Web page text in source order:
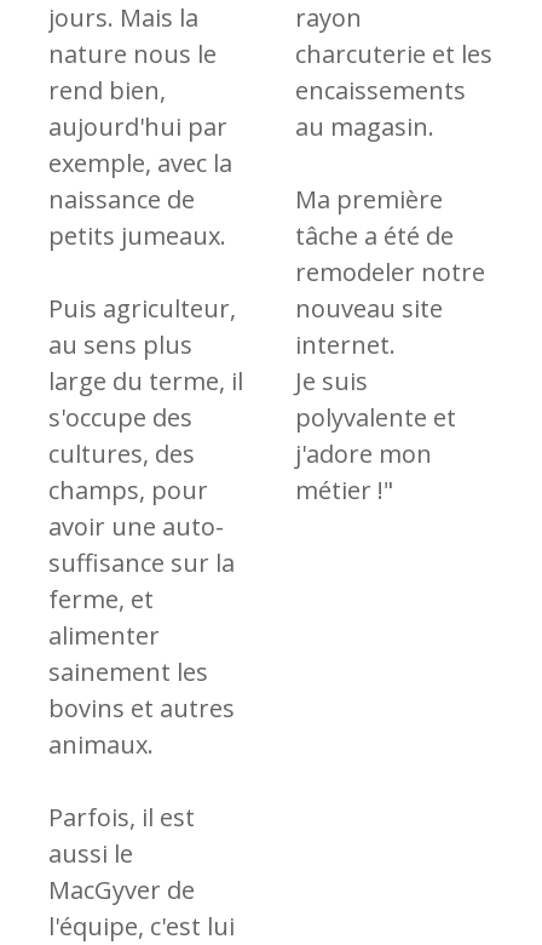
rayon
charcuterie et les
encaissements
au magasin.
Ma première
tâche a été de
remodeler notre
nouveau site
internet.
Je suis
polyvalente et
j'adore mon
métier !"
jours. Mais la
nature nous le
rend bien,
aujourd'hui par
exemple, avec la
naissance de
petits jumeaux.
Puis agriculteur,
au sens plus
large du terme, il
s'occupe des
cultures, des
champs, pour
avoir une auto-
suffisance sur la
ferme, et
alimenter
sainement les
bovins et autres
animaux.
Parfois, il est
aussi le
MacGyver de
l'équipe, c'est lui